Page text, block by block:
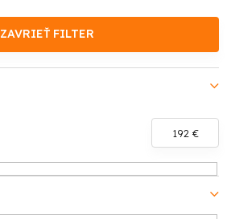
ZAVRIEŤ FILTER
192 €